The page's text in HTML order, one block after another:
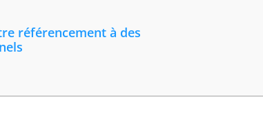
référencement à des